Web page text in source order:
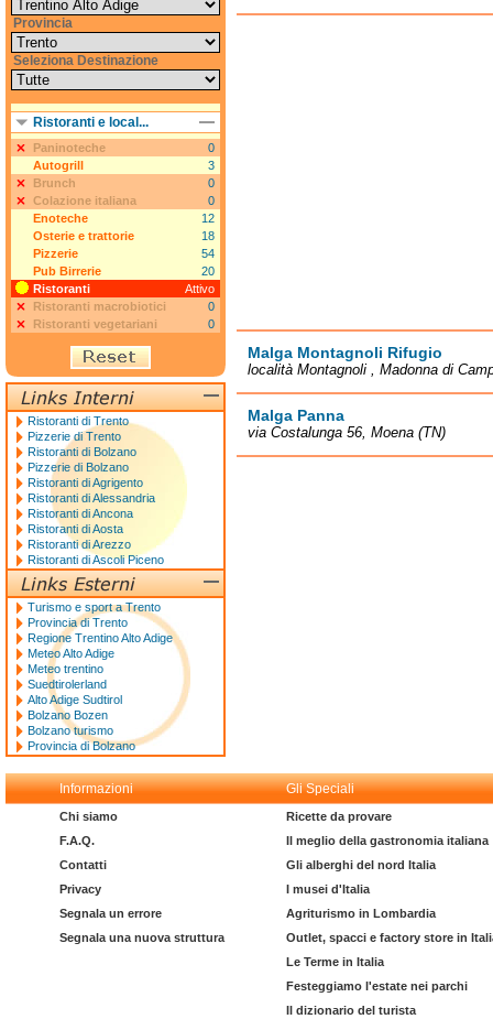
Malga Montagnoli Rifugio
località Montagnoli , Madonna di
Malga Panna
via Costalunga 56, Moena (TN)
Provincia
Seleziona Destinazione
Ristoranti e local...
Paninoteche
0
Autogrill
3
Brunch
0
Colazione italiana
0
Enoteche
12
Osterie e trattorie
18
Pizzerie
54
Pub Birrerie
20
Ristoranti
Attivo
Ristoranti macrobiotici
0
Ristoranti vegetariani
0
Ristoranti di Trento
Pizzerie di Trento
Ristoranti di Bolzano
Pizzerie di Bolzano
Ristoranti di Agrigento
Ristoranti di Alessandria
Ristoranti di Ancona
Ristoranti di Aosta
Ristoranti di Arezzo
Ristoranti di Ascoli Piceno
Turismo e sport a Trento
Provincia di Trento
Regione Trentino Alto Adige
Meteo Alto Adige
Meteo trentino
Suedtirolerland
Alto Adige Sudtirol
Bolzano Bozen
Bolzano turismo
Provincia di Bolzano
Informazioni Gli Speciali
Chi siamo
F.A.Q.
Contatti
Privacy
Segnala un errore
Segnala una nuova struttura
Ricette da provare
Il meglio della gastronomia italiana
Gli alberghi del nord Italia
I musei d'Italia
Agriturismo in Lombardia
Outlet, spacci e factory store in
Le Terme in Italia
Festeggiamo l'estate nei parchi
Il dizionario del turista